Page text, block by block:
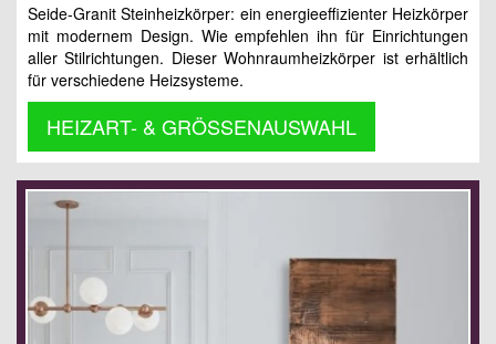
Seide-Granit Steinheizkörper: ein energieeffizienter Heizkörper
mit modernem Design. Wie empfehlen ihn für Einrichtungen
aller Stilrichtungen. Dieser Wohnraumheizkörper ist erhältlich
für verschiedene Heizsysteme.
HEIZART- & GRÖSSENAUSWAHL